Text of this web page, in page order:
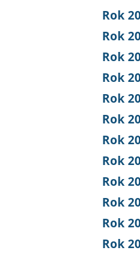
Rok
Rok
Rok
Rok
Rok
Rok
Rok
Rok
Rok
Rok
Rok
Rok